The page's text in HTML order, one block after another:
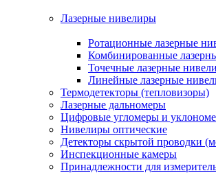
Лазерные нивелиры
Ротационные лазерные
Комбинированные
Точечные лазерные
Линейные лазерные
Термодетекторы (тепловизоры)
Лазерные дальномеры
Цифровые угломеры и
Нивелиры оптические
Детекторы скрытой проводки
Инспекционные камеры
Принадлежности для